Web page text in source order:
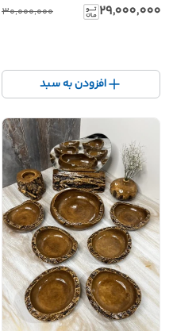
۲۹٬۰۰۰٬۰۰۰ ۳۰٬۰۰۰٬۰۰۰
افزودن به سبد